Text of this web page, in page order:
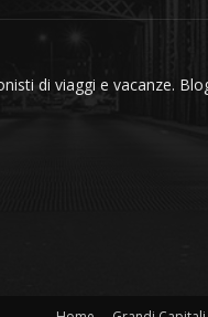
di viaggi e vacanze.